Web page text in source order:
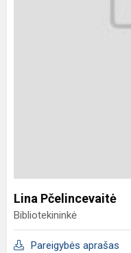
Lina Pčelincevaitė
Bibliotekininkė
Pareigybės aprašas